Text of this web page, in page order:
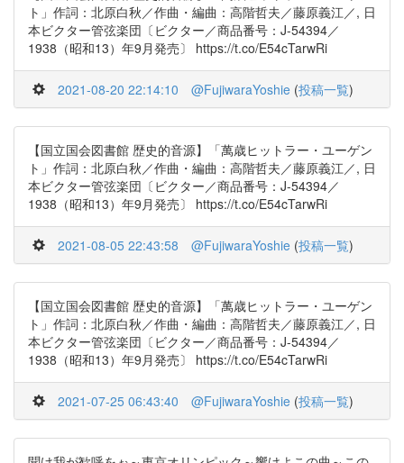
ト」作詞：北原白秋／作曲・編曲：高階哲夫／藤原義江／, 日
本ビクター管弦楽団〔ビクター／商品番号：J-54394／
1938（昭和13）年9月発売〕 https://t.co/E54cTarwRi
2021-08-20 22:14:10 @FujiwaraYoshie (投稿一覧)
【国立国会図書館 歴史的音源】「萬歳ヒットラー・ユーゲン
ト」作詞：北原白秋／作曲・編曲：高階哲夫／藤原義江／, 日
本ビクター管弦楽団〔ビクター／商品番号：J-54394／
1938（昭和13）年9月発売〕 https://t.co/E54cTarwRi
2021-08-05 22:43:58 @FujiwaraYoshie (投稿一覧)
【国立国会図書館 歴史的音源】「萬歳ヒットラー・ユーゲン
ト」作詞：北原白秋／作曲・編曲：高階哲夫／藤原義江／, 日
本ビクター管弦楽団〔ビクター／商品番号：J-54394／
1938（昭和13）年9月発売〕 https://t.co/E54cTarwRi
2021-07-25 06:43:40 @FujiwaraYoshie (投稿一覧)